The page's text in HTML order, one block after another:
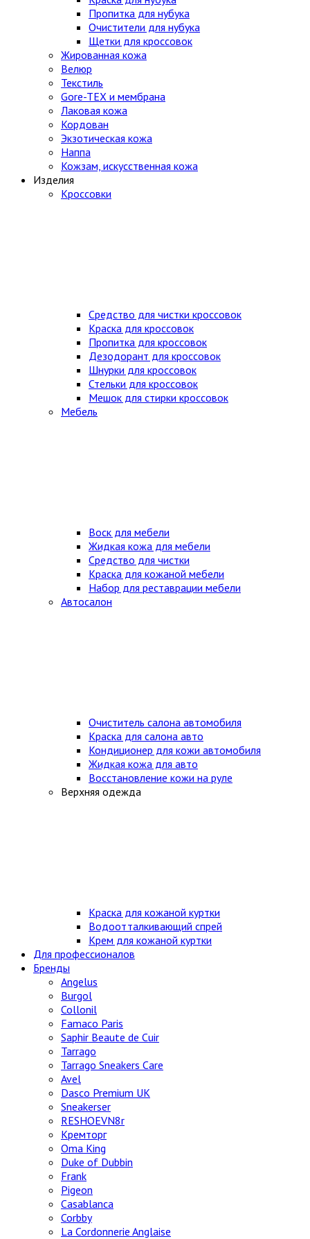
Пропитка для нубука
Очистители для нубука
Щетки для кроссовок
Жированная кожа
Велюр
Текстиль
Gore-TEX и мембрана
Лаковая кожа
Кордован
Экзотическая кожа
Наппа
Кожзам, искусственная кожа
Изделия
Кроссовки
Средство для чистки кроссовок
Краска для кроссовок
Пропитка для кроссовок
Дезодорант для кроссовок
Шнурки для кроссовок
Стельки для кроссовок
Мешок для стирки кроссовок
Мебель
Воск для мебели
Жидкая кожа для мебели
Средство для чистки
Краска для кожаной мебели
Набор для реставрации мебели
Автосалон
Очиститель салона автомобиля
Краска для салона авто
Кондиционер для кожи автомобиля
Жидкая кожа для авто
Восстановление кожи на руле
Верхняя одежда
Краска для кожаной куртки
Водоотталкивающий спрей
Крем для кожаной куртки
Для профессионалов
Бренды
Angelus
Burgol
Collonil
Famaco Paris
Saphir Beaute de Cuir
Tarrago
Tarrago Sneakers Care
Avel
Dasco Premium UK
Sneakerser
RESHOEVN8r
Кремторг
Oma King
Duke of Dubbin
Frank
Pigeon
Casablanca
Corbby
La Cordonnerie Anglaise